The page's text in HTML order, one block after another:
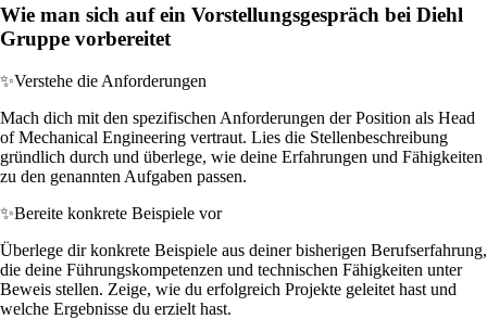
Wie man sich auf ein Vorstellungsgespräch bei Diehl
Gruppe vorbereitet
✨Verstehe die Anforderungen
Mach dich mit den spezifischen Anforderungen der Position als Head
of Mechanical Engineering vertraut. Lies die Stellenbeschreibung
gründlich durch und überlege, wie deine Erfahrungen und Fähigkeiten
zu den genannten Aufgaben passen.
✨Bereite konkrete Beispiele vor
Überlege dir konkrete Beispiele aus deiner bisherigen Berufserfahrung,
die deine Führungskompetenzen und technischen Fähigkeiten unter
Beweis stellen. Zeige, wie du erfolgreich Projekte geleitet hast und
welche Ergebnisse du erzielt hast.